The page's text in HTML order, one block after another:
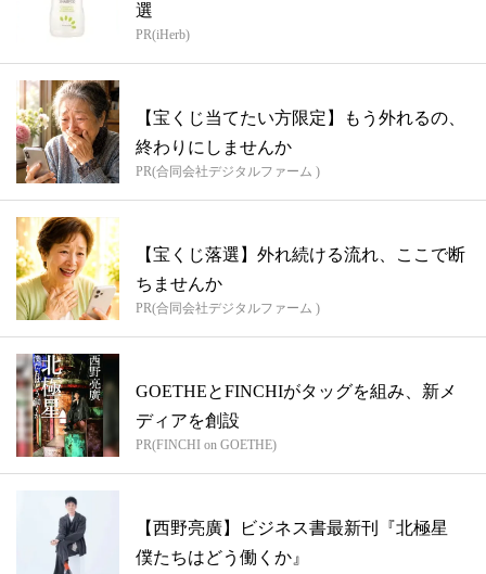
選
PR(iHerb)
【宝くじ当てたい方限定】もう外れるの、
終わりにしませんか
PR(合同会社デジタルファーム )
【宝くじ落選】外れ続ける流れ、ここで断
ちませんか
PR(合同会社デジタルファーム )
GOETHEとFINCHIがタッグを組み、新メ
ディアを創設
PR(FINCHI on GOETHE)
【西野亮廣】ビジネス書最新刊『北極星
僕たちはどう働くか』